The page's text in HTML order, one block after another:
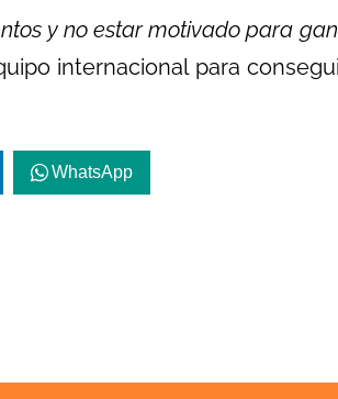
y no estar motivado para
internacional para
WhatsApp